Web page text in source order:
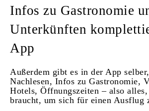
Infos zu Gastronomie
Unterkünften
App
Außerdem gibt es in der App
Nachlesen, Infos zu Gastronomie,
Hotels, Öffnungszeiten – also alles,
braucht, um sich für einen Ausflug